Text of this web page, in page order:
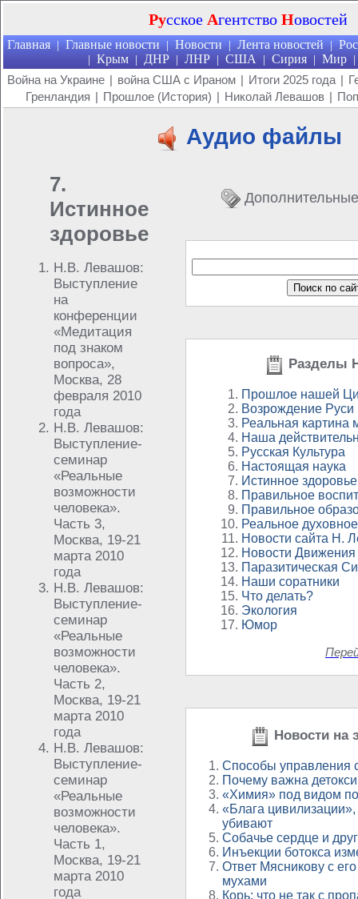
Русское Агентство Новостей
Главная | Главные новости | Новости | Лента новостей |
| Крым | ДНР | ЛНР | США | Сирия | Мир |
Война на Украине | война США с Ираном | Итоги 2025 года |
Гренландия | Прошлое (История) | Николай Левашов |
Аудио файлы
7.
Истинное
здоровье
Н.В. Левашов:
Выступление
на
конференции
«Медитация
под знаком
вопроса»,
Москва, 28
февраля 2010
года
Н.В. Левашов:
Выступление-
семинар
«Реальные
возможности
человека».
Часть 3,
Москва, 19-21
марта 2010
года
Н.В. Левашов:
Выступление-
семинар
«Реальные
возможности
человека».
Часть 2,
Москва, 19-21
марта 2010
года
Н.В. Левашов:
Выступление-
семинар
«Реальные
возможности
человека».
Часть 1,
Москва, 19-21
марта 2010
года
Разделы
Прошлое нашей
Возрождение Руси
Реальная картина
Наша
Русская Культура
Настоящая наука
Истинное здоровье
Правильное
Правильное
Реальное
Новости сайта Н.
Новости
Паразитическая
Наши соратники
Что делать?
Экология
Юмор
Новости на
Способы управления
Почему важна
«Химия» под видом
«Блага
убивают
Собачье сердце и
Инъекции ботокса
Ответ Мясникову с
мухами
Корь: что не так с